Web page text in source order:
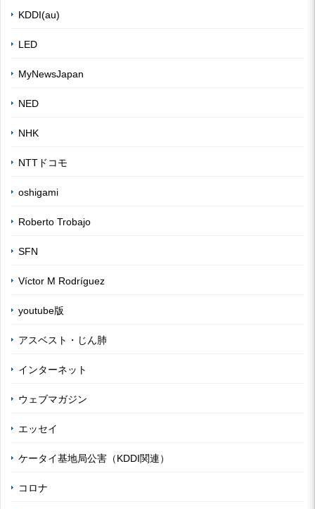
KDDI(au)
LED
MyNewsJapan
NED
NHK
NTTドコモ
oshigami
Roberto Trobajo
SFN
Víctor M Rodríguez
youtube版
アスベスト・じん肺
インターネット
ウェブマガジン
エッセイ
ケータイ基地局公害（KDDI関連）
コロナ